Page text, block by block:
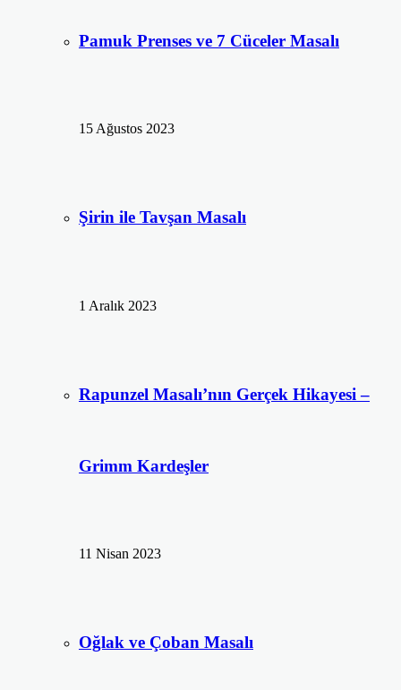
Pamuk Prenses ve 7 Cüceler Masalı
15 Ağustos 2023
Şirin ile Tavşan Masalı
1 Aralık 2023
Rapunzel Masalı’nın Gerçek Hikayesi –
Grimm Kardeşler
11 Nisan 2023
Oğlak ve Çoban Masalı